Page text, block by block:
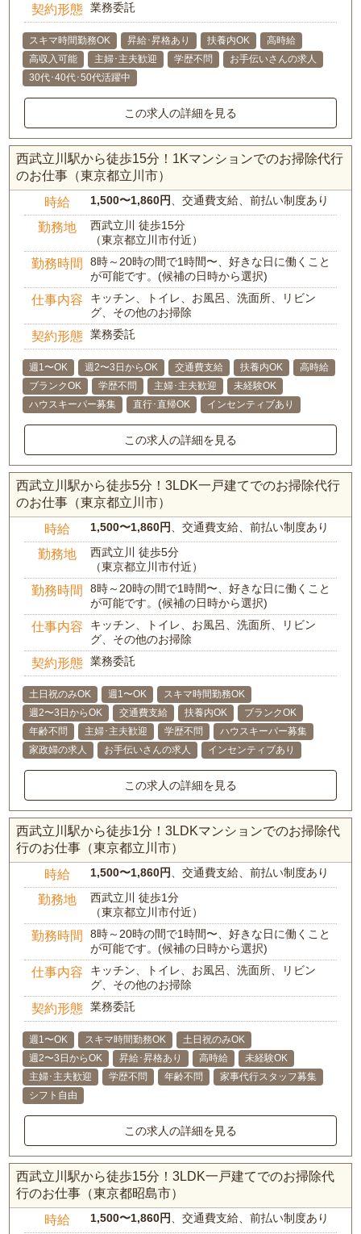
契約形態 業務委託
スキマ時間勤務OK 昇給･昇格あり 扶養内OK
高時給
高収入可能
主婦･主夫歓迎 学歴不問
お手伝いさんの求人
30代･40代･50代活躍中
この求人の詳細を見る
西武立川駅から徒歩15分！1Kマンションでのお掃除代行
のお仕事（東京都立川市）
時給 1,500〜1,860円 、交通費支給、前払い制度あり
勤務地
西武立川 徒歩15分
（東京都立川市付近）
勤務時間
8時～20時の間で1時間〜、好きな日に働くこと
が可能です。(候補の日時から選択)
仕事内容
キッチン、トイレ、お風呂、洗面所、リビン
グ、その他のお掃除
契約形態 業務委託
週1〜OK 週2〜3日からOK 交通費支給 扶養内OK
高時給
ブランクOK
学歴不問 主婦･主夫歓迎
未経験OK
ハウスキーパー募集
直行･直帰OK インセンティブあり
この求人の詳細を見る
西武立川駅から徒歩5分！3LDK一戸建てでのお掃除代行
のお仕事（東京都立川市）
時給 1,500〜1,860円 、交通費支給、前払い制度あり
勤務地
西武立川 徒歩5分
（東京都立川市付近）
勤務時間
8時～20時の間で1時間〜、好きな日に働くこと
が可能です。(候補の日時から選択)
仕事内容
キッチン、トイレ、お風呂、洗面所、リビン
グ、その他のお掃除
契約形態 業務委託
土日祝のみOK 週1〜OK
スキマ時間勤務OK
週2〜3日からOK
交通費支給 扶養内OK
ブランクOK
年齢不問
主婦･主夫歓迎 学歴不問
ハウスキーパー募集
家政婦の求人
お手伝いさんの求人 インセンティブあり
この求人の詳細を見る
西武立川駅から徒歩1分！3LDKマンションでのお掃除代
行のお仕事（東京都立川市）
時給 1,500〜1,860円 、交通費支給、前払い制度あり
勤務地
西武立川 徒歩1分
（東京都立川市付近）
勤務時間
8時～20時の間で1時間〜、好きな日に働くこと
が可能です。(候補の日時から選択)
仕事内容
キッチン、トイレ、お風呂、洗面所、リビン
グ、その他のお掃除
契約形態 業務委託
週1〜OK スキマ時間勤務OK
土日祝のみOK
週2〜3日からOK
昇給･昇格あり 高時給
未経験OK
主婦･主夫歓迎
学歴不問 年齢不問
家事代行スタッフ募集
シフト自由
この求人の詳細を見る
西武立川駅から徒歩15分！3LDK一戸建てでのお掃除代
行のお仕事（東京都昭島市）
時給 1,500〜1,860円 、交通費支給、前払い制度あり